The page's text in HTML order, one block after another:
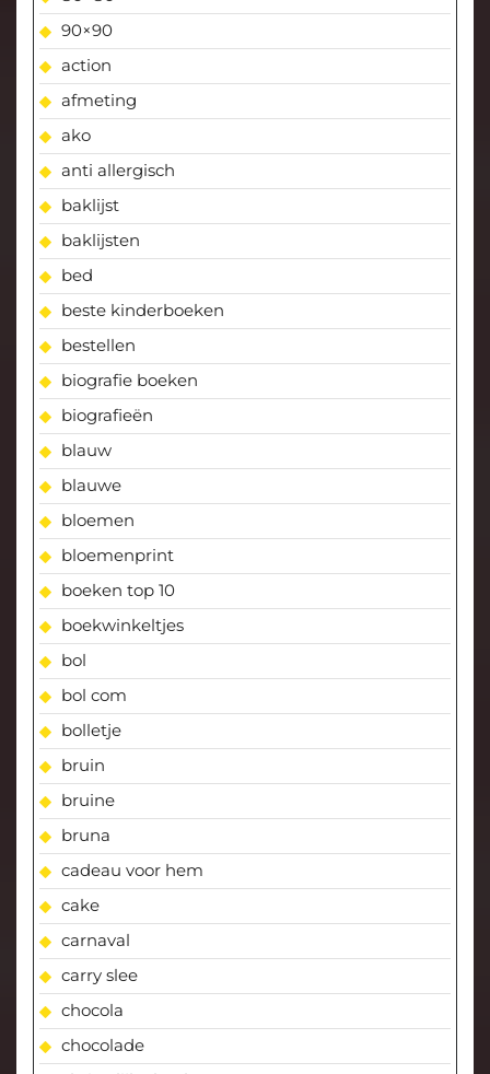
90×90
action
afmeting
ako
anti allergisch
baklijst
baklijsten
bed
beste kinderboeken
bestellen
biografie boeken
biografieën
blauw
blauwe
bloemen
bloemenprint
boeken top 10
boekwinkeltjes
bol
bol com
bolletje
bruin
bruine
bruna
cadeau voor hem
cake
carnaval
carry slee
chocola
chocolade